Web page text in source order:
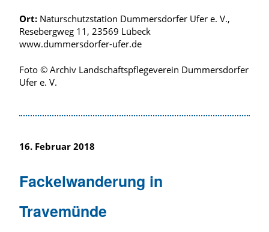
Ort: Naturschutzstation Dummersdorfer Ufer e. V.,
Resebergweg 11, 23569 Lübeck
www.dummersdorfer-ufer.de
Foto © Archiv Landschaftspflegeverein Dummersdorfer
Ufer e. V.
16. Februar 2018
Fackelwanderung in
Travemünde